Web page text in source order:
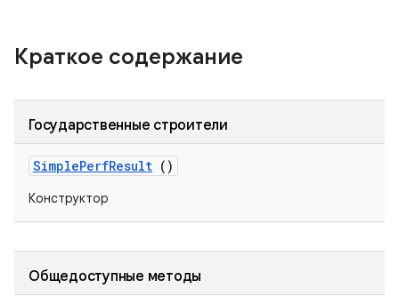
Краткое содержание
Государственные строители
SimplePerfResult ()
Конструктор
Общедоступные методы